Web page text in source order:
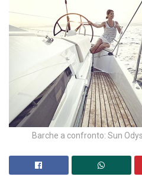
Barche a confronto: Sun